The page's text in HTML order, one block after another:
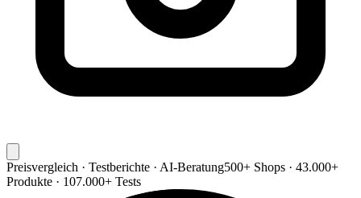
Preisvergleich · Testberichte · AI-Beratung500+ Shops · 43.000+
Produkte · 107.000+ Tests